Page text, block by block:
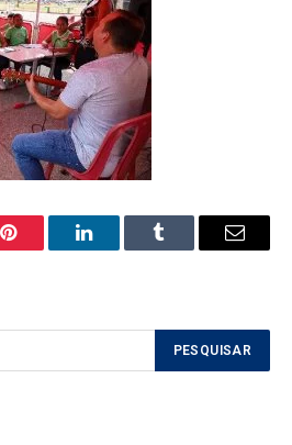
Pinterest LinkedInTumblr Email